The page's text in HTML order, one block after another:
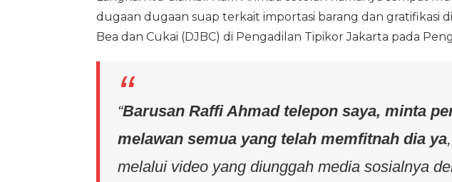
dugaan dugaan suap terkait importasi barang dan gratifikasi
Bea dan Cukai (DJBC) di Pengadilan Tipikor Jakarta pada
“Barusan Raffi Ahmad telepon saya, minta
melawan semua yang telah memfitnah dia ya
melalui video yang diunggah media sosialnya